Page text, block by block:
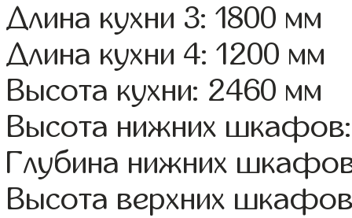
Длина кухни 3: 1800 мм
Длина кухни 4: 1200 мм
Высота кухни: 2460 мм
Высота нижних
Глубина нижних
Высота верхних